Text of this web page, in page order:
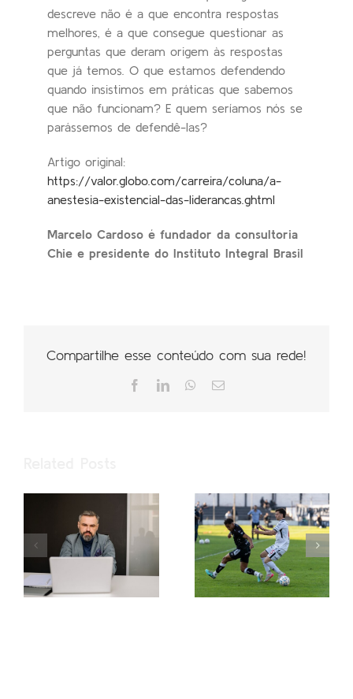
descreve não é a que encontra respostas
melhores, é a que consegue questionar as
perguntas que deram origem às respostas
que já temos. O que estamos defendendo
quando insistimos em práticas que sabemos
que não funcionam? E quem seríamos nós se
parássemos de defendê-las?
Artigo original:
https://valor.globo.com/carreira/coluna/a-
anestesia-existencial-das-liderancas.ghtml
Marcelo Cardoso é fundador da consultoria
Chie e presidente do Instituto Integral Brasil
Compartilhe esse conteúdo com sua rede!
FacebookLinkedInWhatsApp
Email